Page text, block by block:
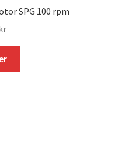
SPG 100 rpm